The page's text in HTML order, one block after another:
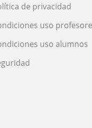
de privacidad
uso
uso alumnos